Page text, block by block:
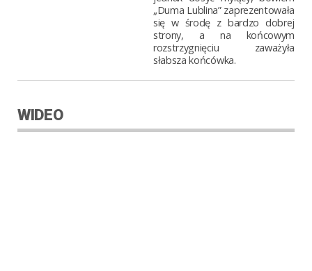
„Duma Lublina” zaprezentowała
się w środę z bardzo dobrej
strony, a na końcowym
rozstrzygnięciu zaważyła
słabsza końcówka.
WIDEO